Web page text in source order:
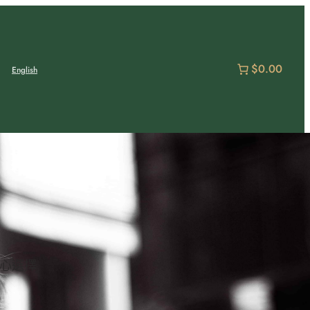
English $0.00
擇